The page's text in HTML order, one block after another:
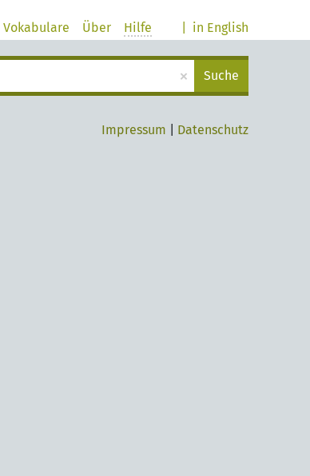
in English
Vokabulare Über Hilfe
× Suche
Impressum Datenschutz